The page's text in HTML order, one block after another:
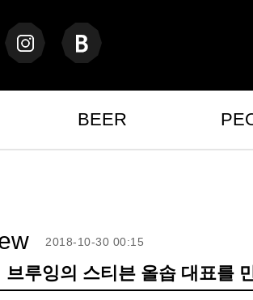
BEER
브루잉의 스티븐 올솝 대표를
2018-10-30 00:15